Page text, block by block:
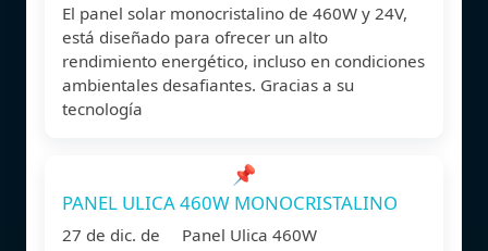
El panel solar monocristalino de 460W y 24V,
está diseñado para ofrecer un alto
rendimiento energético, incluso en condiciones
ambientales desafiantes. Gracias a su
tecnología
📌
PANEL ULICA 460W MONOCRISTALINO
27 de dic. de Panel Ulica 460W